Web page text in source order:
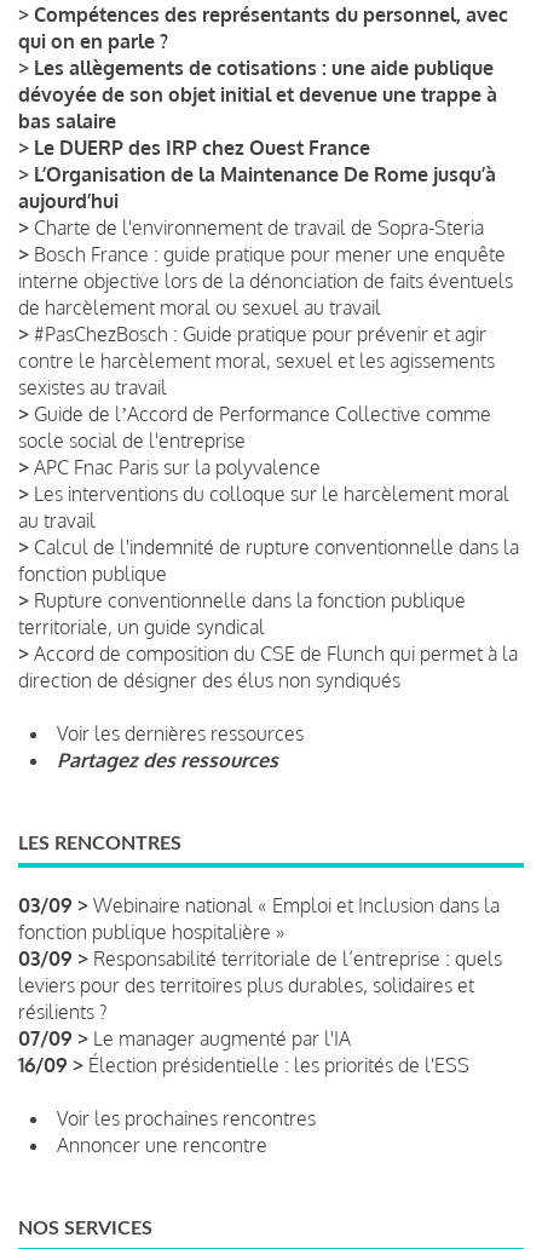
> Compétences des représentants du personnel, avec
qui on en parle ?
> Les allègements de cotisations : une aide publique
dévoyée de son objet initial et devenue une trappe à
bas salaire
> Le DUERP des IRP chez Ouest France
> L’Organisation de la Maintenance De Rome jusqu’à
aujourd’hui
> Charte de l'environnement de travail de Sopra-Steria
> Bosch France : guide pratique pour mener une enquête
interne objective lors de la dénonciation de faits éventuels
de harcèlement moral ou sexuel au travail
> #PasChezBosch : Guide pratique pour prévenir et agir
contre le harcèlement moral, sexuel et les agissements
sexistes au travail
> Guide de lʼAccord de Performance Collective comme
socle social de l'entreprise
> APC Fnac Paris sur la polyvalence
> Les interventions du colloque sur le harcèlement moral
au travail
> Calcul de l'indemnité de rupture conventionnelle dans la
fonction publique
> Rupture conventionnelle dans la fonction publique
territoriale, un guide syndical
> Accord de composition du CSE de Flunch qui permet à la
direction de désigner des élus non syndiqués
Voir les dernières ressources
Partagez des ressources
LES RENCONTRES
03/09 > Webinaire national « Emploi et Inclusion dans la
fonction publique hospitalière »
03/09 > Responsabilité territoriale de l’entreprise : quels
leviers pour des territoires plus durables, solidaires et
résilients ?
07/09 > Le manager augmenté par l'IA
16/09 > Élection présidentielle : les priorités de l'ESS
Voir les prochaines rencontres
Annoncer une rencontre
NOS SERVICES